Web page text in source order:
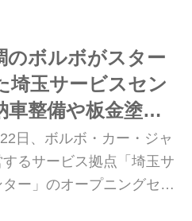
のボルボがスター
埼玉サービスセン
車整備や板金塗装
ない、中心的サー
が担う役割とは
日、ボルボ・カー・ジャ
るサービス拠点「埼玉サ
ー」のオープニングセレ
れた。一般ユーザーのサ